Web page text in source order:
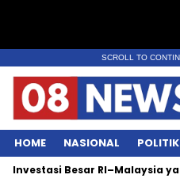
SCROLL TO
HOME NASIONAL POLITIK
Besar RI–Malaysia